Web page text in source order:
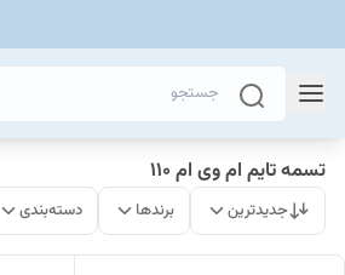
تسمه تایم ام وی ام 110
جدیدترین برندها دسته‌بندی